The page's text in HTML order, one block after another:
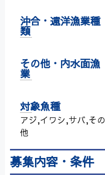
沖合・遠洋漁業種
類
その他・内水面漁
業
対象魚種
アジ,イワシ,サバ,その
他
募集内容・条件